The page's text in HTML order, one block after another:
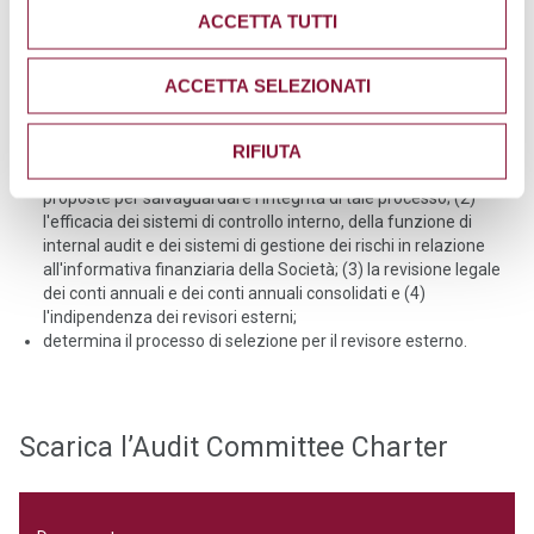
ACCETTA TUTTI
ACCETTA SELEZIONATI
RIFIUTA
discute annualmente il progetto di piano di audit con i revisori
esterni;
determina il coinvolgimento dei revisori esterni nel contenuto e
incontra i revisori esterni almeno una volta all'anno, in assenza
di amministratori esecutivi;
monitora (1) il processo di informativa finanziaria e elabora
proposte per salvaguardare l'integrità di tale processo; (2)
l'efficacia dei sistemi di controllo interno, della funzione di
internal audit e dei sistemi di gestione dei rischi in relazione
all'informativa finanziaria della Società; (3) la revisione legale
dei conti annuali e dei conti annuali consolidati e (4)
l'indipendenza dei revisori esterni;
determina il processo di selezione per il revisore esterno.
Scarica l’Audit Committee Charter